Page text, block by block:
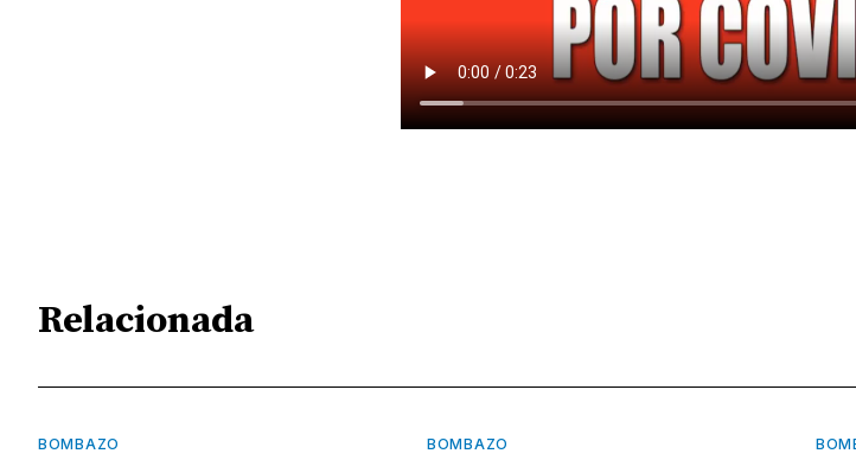
Relacionada
BOMBAZO BOMBAZO